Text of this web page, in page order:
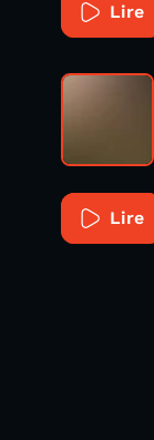
Lire
Lire